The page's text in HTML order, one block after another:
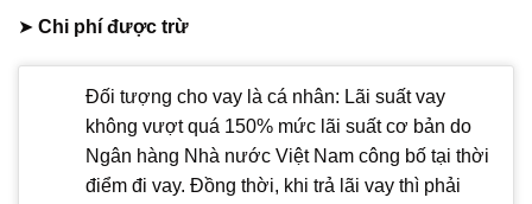
➤ Chi phí được trừ
Đối tượng cho vay là cá nhân: Lãi suất vay
không vượt quá 150% mức lãi suất cơ bản do
Ngân hàng Nhà nước Việt Nam công bố tại thời
điểm đi vay. Đồng thời, khi trả lãi vay thì phải